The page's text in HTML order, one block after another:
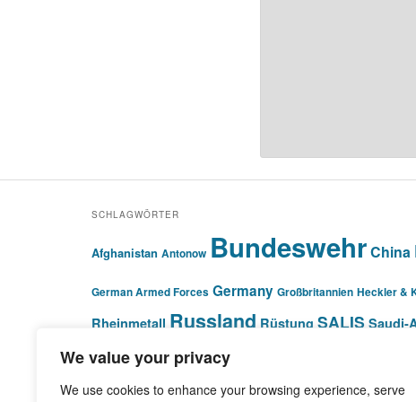
We value your privacy
We use cookies to enhance your browsing experience, serve
SCHLAGWÖRTER
Afghanistan Antonow BundeswehrChina
German Armed Forces Germany Großbritannien Heckler &
Rheinmetall Russland Rüstung SALIS Saudi-
© Pivot Area